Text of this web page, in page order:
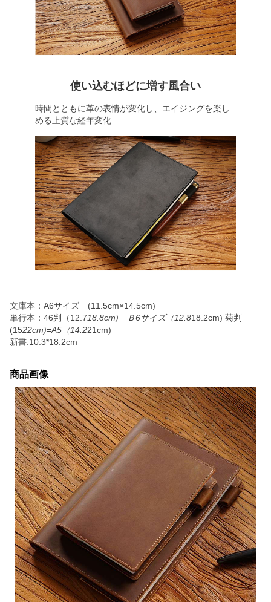
使い込むほどに増す風合い
時間とともに革の表情が変化し、エイジングを楽し
める上質な経年変化
文庫本：A6サイズ (11.5cm×14.5cm)
単行本：46判（12.718.8cm) Ｂ6サイズ（12.818.2cm) 菊判
(1522cm)=A5（14.221cm)
新書:10.3*18.2cm
商品画像